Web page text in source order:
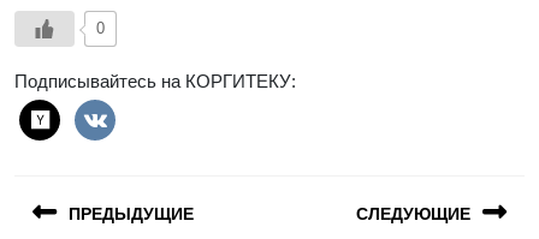
0
Подписывайтесь на КОРГИТЕКУ:
ПРЕДЫДУЩИЕ СЛЕДУЮЩИЕ